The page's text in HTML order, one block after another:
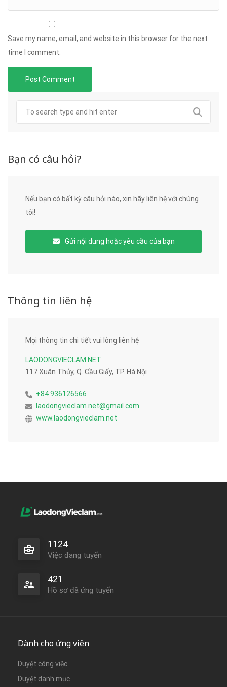
Save my name, email, and website in this browser for the next
time I comment.
Bạn có câu hỏi?
Nếu bạn có bất kỳ câu hỏi nào, xin hãy liên hệ với chúng
tôi!
Gửi nội dung hoặc yêu cầu của bạn
Thông tin liên hệ
Mọi thông tin chi tiết vui lòng liên hệ
LAODONGVIECLAM.NET
117 Xuân Thủy, Q. Cầu Giấy, TP. Hà Nội
+84 936126566
laodongvieclam.net@gmail.com
www.laodongvieclam.net
1124
Việc đang tuyển
421
Hồ sơ đã ứng tuyển
Dành cho ứng viên
Duyệt công việc
Duyệt danh mục